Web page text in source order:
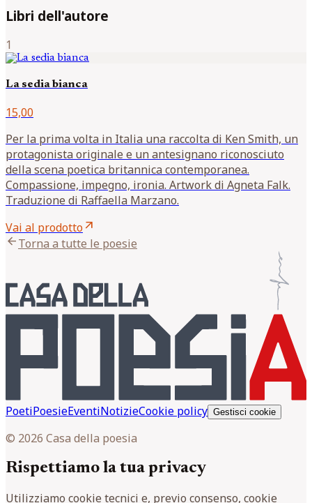
Libri dell'autore
1
La sedia bianca
15,00
Per la prima volta in Italia una raccolta di Ken Smith, un
protagonista originale e un antesignano riconosciuto
della scena poetica britannica contemporanea.
Compassione, impegno, ironia. Artwork di Agneta Falk.
Traduzione di Raffaella Marzano.
Vai al prodottoarrow_outward
arrow_backTorna a tutte le poesie
PoetiPoesieEventiNotizieCookie policy Gestisci cookie
© 2026 Casa della poesia
Rispettiamo la tua privacy
Utilizziamo cookie tecnici e, previo consenso, cookie